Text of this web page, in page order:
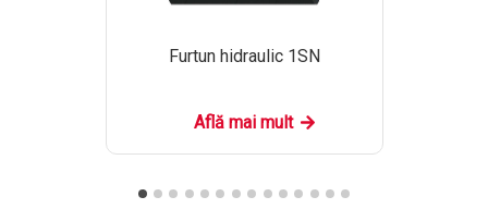
Furtun hidraulic 1SN
Află mai mult